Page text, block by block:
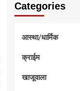
Categories
आस्था/धार्मिक
क्राईम
खाजूवाला